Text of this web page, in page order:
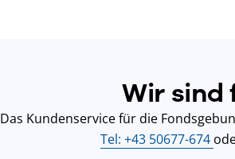
Wir sind
Das Kundenservice für die
Tel: +43 50677-674